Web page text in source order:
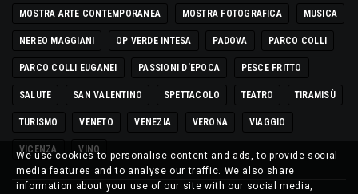
MOSTRA ARTE CONTEMPORANEA MOSTRA FOTOGRAFICA MUSICA
NEREO MAGGIANI OP VERDE INTESA PADOVA PARCO COLLI
PARCO COLLI EUGANEI PASSIONI D'EPOCA PESCE FRITTO
SALUTE SAN VALENTINO SPETTACOLO TEATRO TIRAMISÙ
TURISMO VENETO VENEZIA VERONA VIAGGIO
VICENZA VINO
We use cookies to personalise content and ads, to provide social
media features and to analyse our traffic. We also share
information about your use of our site with our social media,